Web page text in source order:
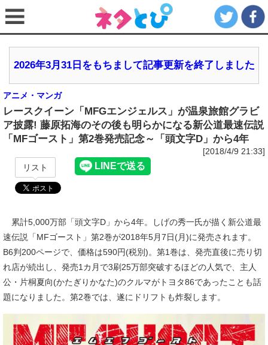
2026年3月31日をもちまして記事更新を終了しました
アニメ・マンガ
レースクイーン「MFGエンジェルス」が温泉旅館グラビ
ア披露! 藤原拓海のその後も明らかになる新公道最速伝説
「MFゴースト」第2巻発売記念～「頭文字D」から4年
[2018/4/9 21:33]
リスト
累計5,000万部「頭文字D」から4年。しげの秀一氏が描く新公道最
速伝説「MFゴースト」第2巻が2018年5月7日(月)に発売されます。
B6判200ページで、価格は590円(税別)。第1巻は、発売直後に売り切
れ店が続出し、発売1カ月で3刷25万部突破するほどの人気で、主人
公・片桐夏向(かたぎりかなた)のクルマがトヨタ86であったことも話
題になりました。第2巻では、遂にドリフトも炸裂します。